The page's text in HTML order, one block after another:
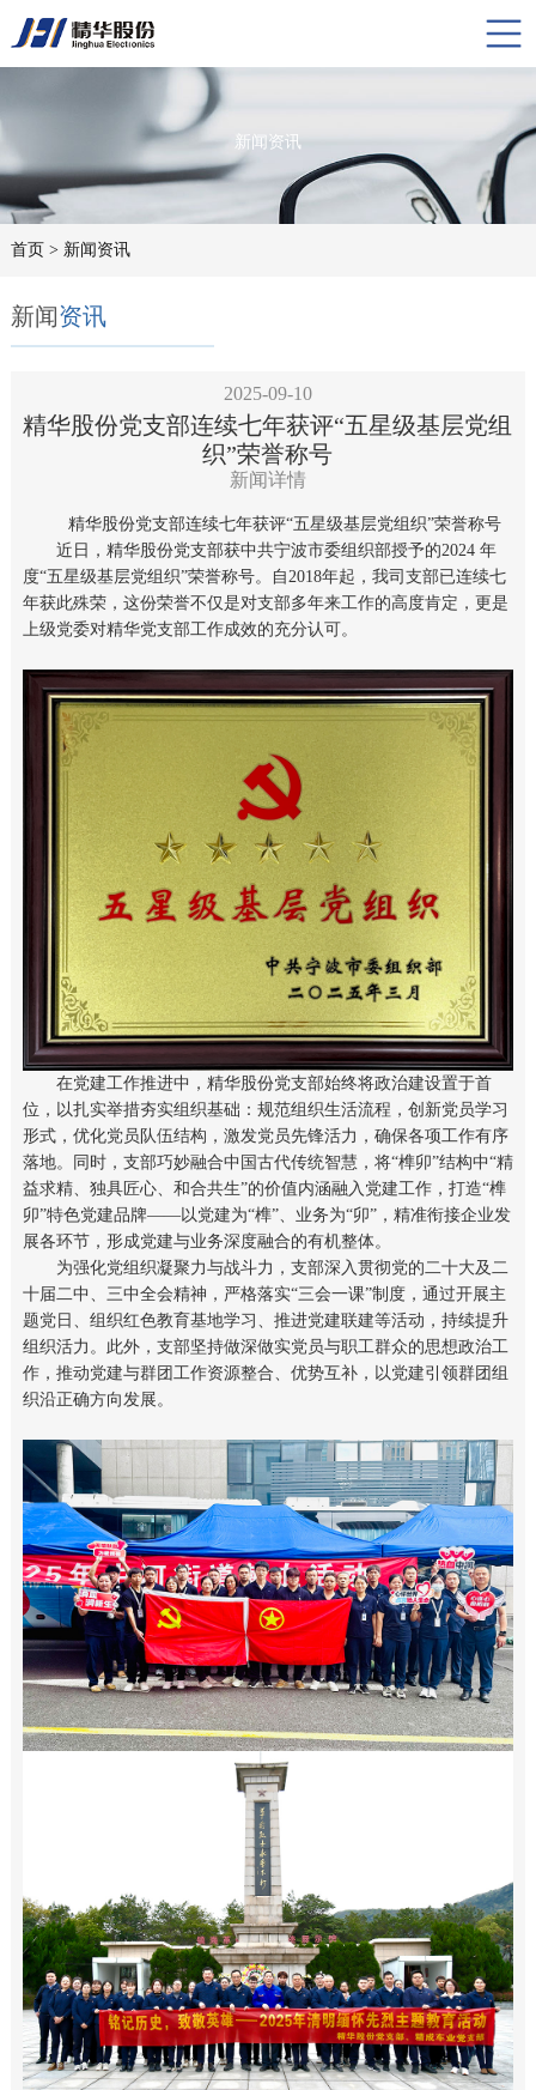
新闻资讯
首页 > 新闻资讯
新闻资讯
2025-09-10
精华股份党支部连续七年获评“五星级基层党组
织”荣誉称号
新闻详情
精华股份党支部连续七年获评“五星级基层党组织”荣誉称号
近日，精华股份党支部获中共宁波市委组织部授予的2024 年
度“五星级基层党组织”荣誉称号。自2018年起，我司支部已连续七
年获此殊荣，这份荣誉不仅是对支部多年来工作的高度肯定，更是
上级党委对精华党支部工作成效的充分认可。
在党建工作推进中，精华股份党支部始终将政治建设置于首
位，以扎实举措夯实组织基础：规范组织生活流程，创新党员学习
形式，优化党员队伍结构，激发党员先锋活力，确保各项工作有序
落地。同时，支部巧妙融合中国古代传统智慧，将“榫卯”结构中“精
益求精、独具匠心、和合共生”的价值内涵融入党建工作，打造“榫
卯”特色党建品牌——以党建为“榫”、业务为“卯”，精准衔接企业发
展各环节，形成党建与业务深度融合的有机整体。
为强化党组织凝聚力与战斗力，支部深入贯彻党的二十大及二
十届二中、三中全会精神，严格落实“三会一课”制度，通过开展主
题党日、组织红色教育基地学习、推进党建联建等活动，持续提升
组织活力。此外，支部坚持做深做实党员与职工群众的思想政治工
作，推动党建与群团工作资源整合、优势互补，以党建引领群团组
织沿正确方向发展。